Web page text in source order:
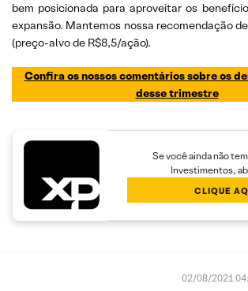
bem posicionada para aproveitar os
expansão. Mantemos nossa recomendação
(preço-alvo de R$8,5/ação).
Confira os nossoscomentáriossobre os
desse trimestre
Se você ainda não
Investimentos,
CLIQUE
02/08/2021